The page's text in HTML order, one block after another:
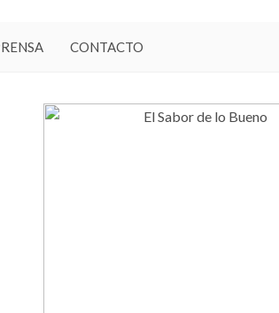
CONTACTO